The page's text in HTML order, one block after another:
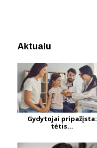
Aktualu
Gydytojai pripažįsta:
tėtis...